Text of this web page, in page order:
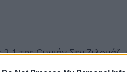
1 της Ουνιόν Σεν Ζιλουάζ,
στη Σουηδία. Η Μπράγκα,